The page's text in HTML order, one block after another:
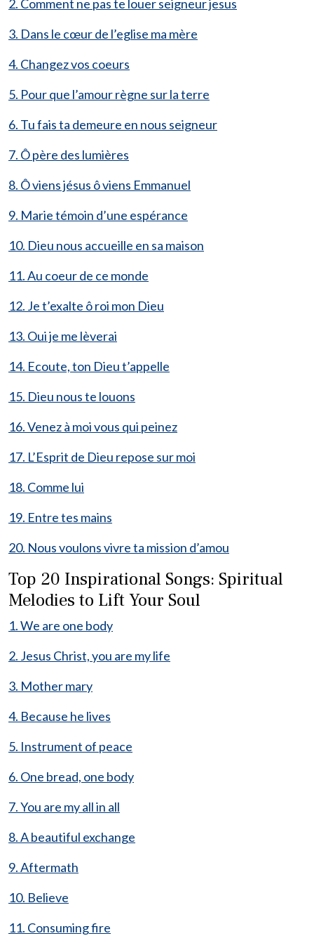
2. Comment ne pas te louer seigneur jesus
3. Dans le cœur de l’eglise ma mère
4. Changez vos coeurs
5. Pour que l’amour règne sur la terre
6. Tu fais ta demeure en nous seigneur
7. Ô père des lumières
8. Ô viens jésus ô viens Emmanuel
9. Marie témoin d’une espérance
10. Dieu nous accueille en sa maison
11. Au coeur de ce monde
12. Je t’exalte ô roi mon Dieu
13. Oui je me lèverai
14. Ecoute, ton Dieu t’appelle
15. Dieu nous te louons
16. Venez à moi vous qui peinez
17. L’Esprit de Dieu repose sur moi
18. Comme lui
19. Entre tes mains
20. Nous voulons vivre ta mission d’amou
Top 20 Inspirational Songs: Spiritual
Melodies to Lift Your Soul
1. We are one body
2. Jesus Christ, you are my life
3. Mother mary
4. Because he lives
5. Instrument of peace
6. One bread, one body
7. You are my all in all
8. A beautiful exchange
9. Aftermath
10. Believe
11. Consuming fire